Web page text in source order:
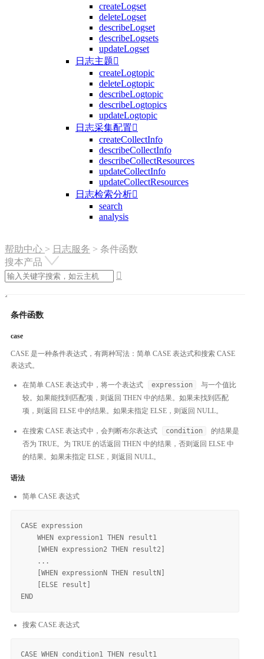
createLogset
deleteLogset
describeLogset
describeLogsets
updateLogset
日志主题
createLogtopic
deleteLogtopic
describeLogtopic
describeLogtopics
updateLogtopic
日志采集配置
createCollectInfo
describeCollectInfo
describeCollectResources
updateCollectInfo
updateCollectResources
日志检索分析
search
analysis
帮助中心 > 日志服务 > 条件函数
搜本产品

条件函数
case
CASE 是一种条件表达式，有两种写法：简单 CASE 表达式和搜索 CASE
表达式。
在简单 CASE 表达式中，将一个表达式 expression
与一个值比
较。如果能找到匹配项，则返回 THEN 中的结果。如果未找到匹配
项，则返回 ELSE 中的结果。如果未指定 ELSE，则返回 NULL。
在搜索 CASE 表达式中，会判断布尔表达式 condition
的结果是
否为 TRUE。为 TRUE 的话返回 THEN 中的结果，否则返回 ELSE 中
的结果。如果未指定 ELSE，则返回 NULL。
语法
简单 CASE 表达式
CASE expression
    WHEN expression1 THEN result1
    [WHEN expression2 THEN result2]
    ...
    [WHEN expressionN THEN resultN]
    [ELSE result]
搜索 CASE 表达式
CASE WHEN condition1 THEN result1